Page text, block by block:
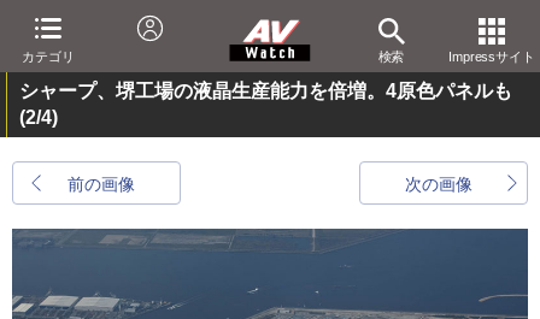
カテゴリ 検索 Impressサイト
シャープ、堺工場の液晶生産能力を倍増。4原色パネルも
(2/4)
前の画像 次の画像